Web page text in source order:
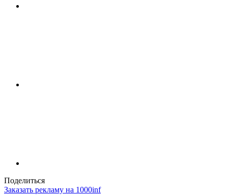
Поделиться
Заказать рекламу на 1000inf